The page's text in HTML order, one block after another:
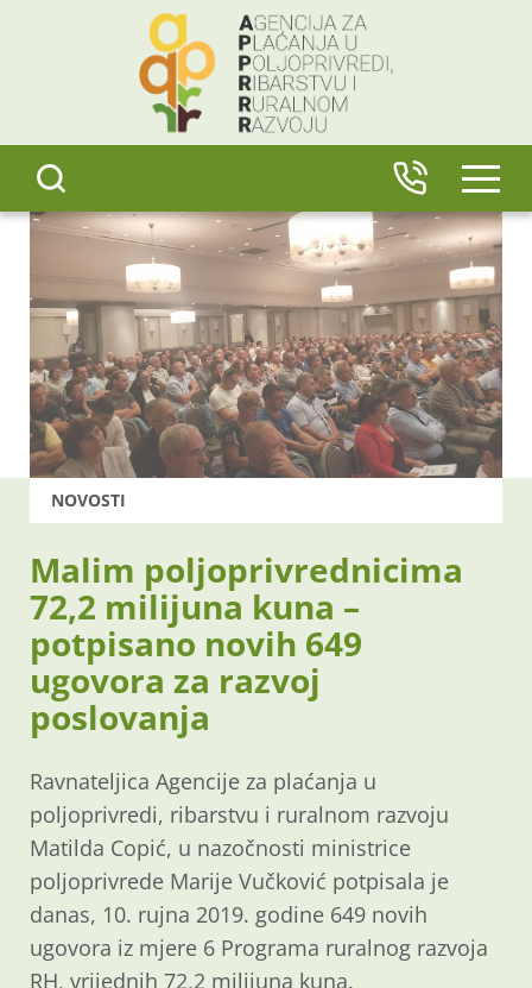
NOVOSTI
Malim poljoprivrednicima
72,2 milijuna kuna –
potpisano novih 649
ugovora za razvoj
poslovanja
Ravnateljica Agencije za plaćanja u
poljoprivredi, ribarstvu i ruralnom razvoju
Matilda Copić, u nazočnosti ministrice
poljoprivrede Marije Vučković potpisala je
danas, 10. rujna 2019. godine 649 novih
ugovora iz mjere 6 Programa ruralnog razvoja
RH, vrijednih 72,2 milijuna kuna.